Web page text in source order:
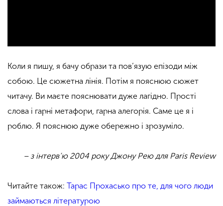
Коли я пишу, я бачу образи та пов’язую епізоди між
собою. Це сюжетна лінія. Потім я пояснюю сюжет
читачу. Ви маєте пояснювати дуже лагідно. Прості
слова і гарні метафори, гарна алегорія. Саме це я і
роблю. Я пояснюю дуже обережно і зрозуміло.
– з інтерв’ю 2004 року Джону Рею для Paris Review
Читайте також: Тарас Прохасько про те, для чого люди
займаються літературою